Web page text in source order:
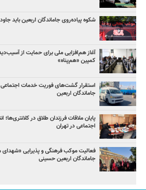
شکوه پیاده‌روی جاماندگان اربعین باید
آغاز هم‌افزایی ملی برای حمایت از
کمپین «هم‌پناه»
استقرار گشت‌های فوریت خدمات اجتماعی
جاماندگان اربعین
پایان ملاقات فرزندان طلاق در کلانتری‌ها؛
اجتماعی در تهران
فعالیت موکب فرهنگی و پذیرایی «شهدای
جاماندگان اربعین حسینی